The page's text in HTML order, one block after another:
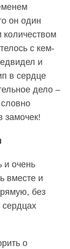
он один
количеством
с кем-
и
в сердце
дело –
словно
замочек!
и очень
вместе и
без
сердцах
о